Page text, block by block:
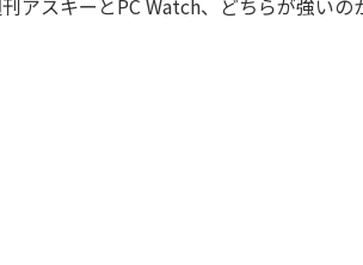
アスキーとPC Watch、どちらが強いの